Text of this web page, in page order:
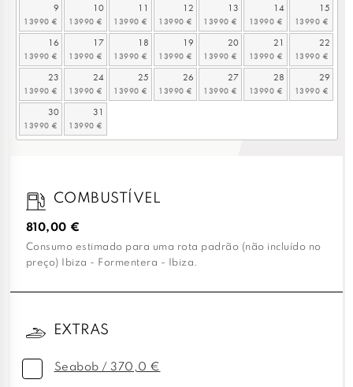
9 10 11 12 13 14 15
16 17 18 19 20 21 22
23 24 25 26 27 28 29
30 31
COMBUSTÍVEL
810,00 €
Consumo estimado para uma rota padrão (não incluído no
preço) Ibiza - Formentera - Ibiza.
EXTRAS
Seabob / 370,0 €